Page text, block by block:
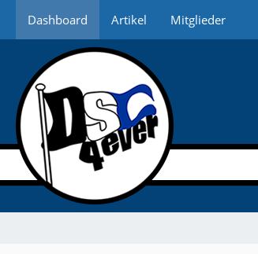
Dashboard Artikel Mitglieder